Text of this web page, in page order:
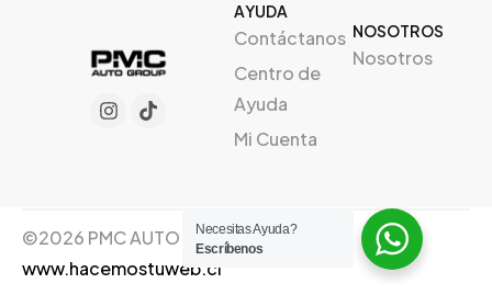
AYUDA
Contáctanos
Centro de
Ayuda
Mi Cuenta
NOSOTROS
Nosotros
©2026 PMC AUTO GROUP, Creado por
www.hacemostuweb.cl
Necesitas Ayuda?
Escríbenos